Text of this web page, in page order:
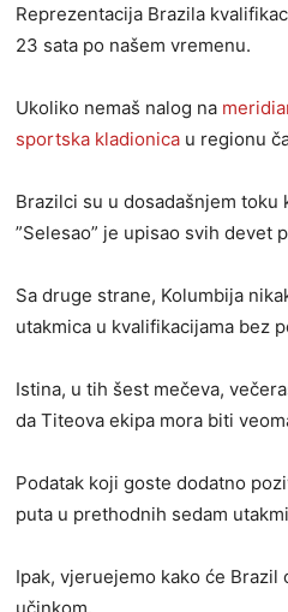
Reprezentacija Brazila
23 sata po našem vremenu.
Ukoliko nemaš nalog na
sportska kladionica u regionu
Brazilci su u dosadašnjem
”Selesao” je upisao svih devet
Sa druge strane, Kolumbija
utakmica u kvalifikacijama bez
Istina, u tih šest mečeva,
da Titeova ekipa mora biti
Podatak koji goste dodatno
puta u prethodnih sedam
Ipak, vjeruejemo kako će